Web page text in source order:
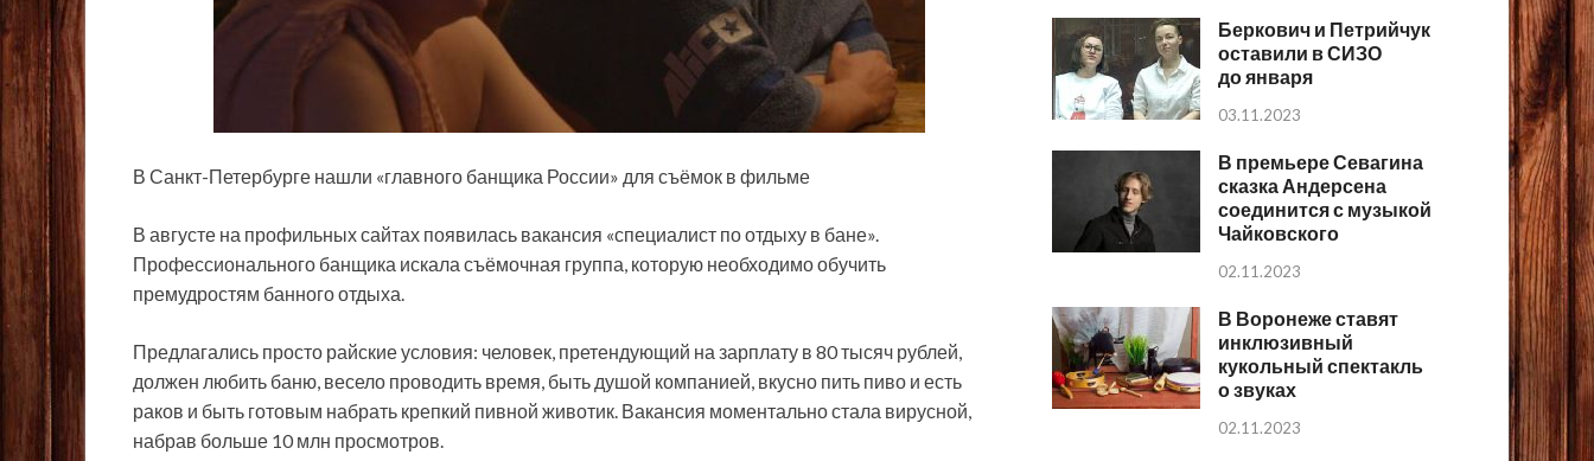
В Санкт-Петербурге нашли «главного банщика России» для съёмок в фильме
В августе на профильных сайтах появилась вакансия «специалист по отдыху в бане».
Профессионального банщика искала съёмочная группа, которую необходимо обучить
премудростям банного отдыха.
Предлагались просто райские условия: человек, претендующий на зарплату в 80 тысяч рублей,
должен любить баню, весело проводить время, быть душой компанией, вкусно пить пиво и есть
раков и быть готовым набрать крепкий пивной животик. Вакансия моментально стала вирусной,
набрав больше 10 млн просмотров.
Беркович и Петрийчук
оставили в СИЗО
до января
03.11.2023
В премьере Севагина
сказка Андерсена
соединится с музыкой
Чайковского
02.11.2023
В Воронеже ставят
инклюзивный
кукольный спектакль
о звуках
02.11.2023